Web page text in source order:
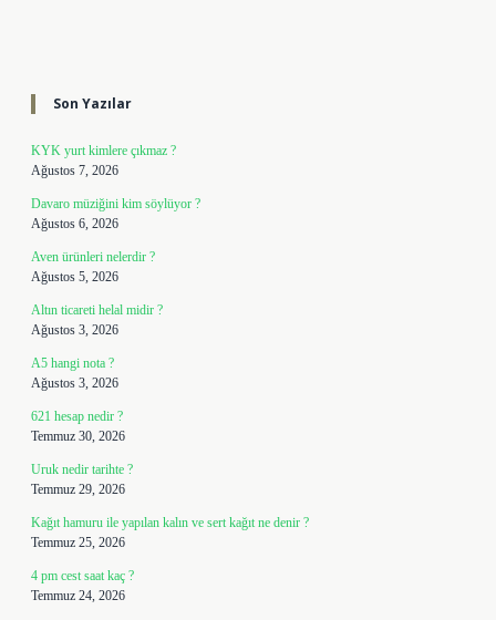
Son Yazılar
KYK yurt kimlere çıkmaz ?
Ağustos 7, 2026
Davaro müziğini kim söylüyor ?
Ağustos 6, 2026
Aven ürünleri nelerdir ?
Ağustos 5, 2026
Altın ticareti helal midir ?
Ağustos 3, 2026
A5 hangi nota ?
Ağustos 3, 2026
621 hesap nedir ?
Temmuz 30, 2026
Uruk nedir tarihte ?
Temmuz 29, 2026
Kağıt hamuru ile yapılan kalın ve sert kağıt ne denir ?
Temmuz 25, 2026
4 pm cest saat kaç ?
Temmuz 24, 2026